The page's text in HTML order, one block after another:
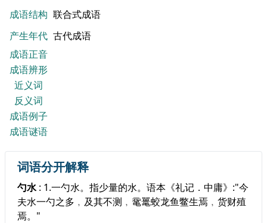
成语结构 联合式成语
产生年代 古代成语
成语正音
成语辨形
近义词
反义词
成语例子
成语谜语
词语分开解释
勺水: 1.一勺水。指少量的水。语本《礼记．中庸》:"今
夫水一勺之多﹐及其不测﹐鼋鼍蛟龙鱼鳖生焉﹐货财殖
焉。"